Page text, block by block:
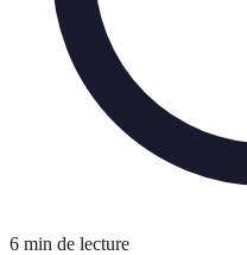
6 min de lecture